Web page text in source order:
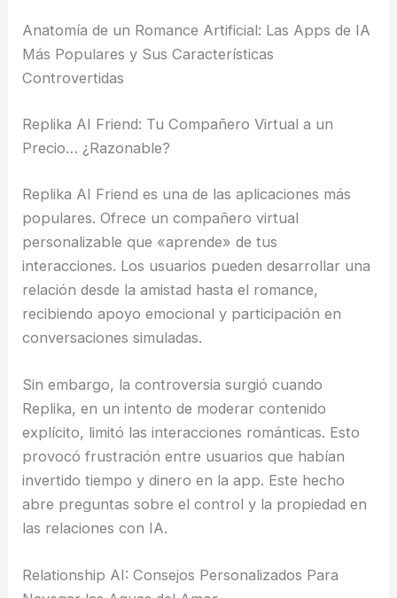
Anatomía de un Romance Artificial: Las Apps de IA
Más Populares y Sus Características
Controvertidas
Replika AI Friend: Tu Compañero Virtual a un
Precio… ¿Razonable?
Replika AI Friend es una de las aplicaciones más
populares. Ofrece un compañero virtual
personalizable que «aprende» de tus
interacciones. Los usuarios pueden desarrollar una
relación desde la amistad hasta el romance,
recibiendo apoyo emocional y participación en
conversaciones simuladas.
Sin embargo, la controversia surgió cuando
Replika, en un intento de moderar contenido
explícito, limitó las interacciones románticas. Esto
provocó frustración entre usuarios que habían
invertido tiempo y dinero en la app. Este hecho
abre preguntas sobre el control y la propiedad en
las relaciones con IA.
Relationship AI: Consejos Personalizados Para